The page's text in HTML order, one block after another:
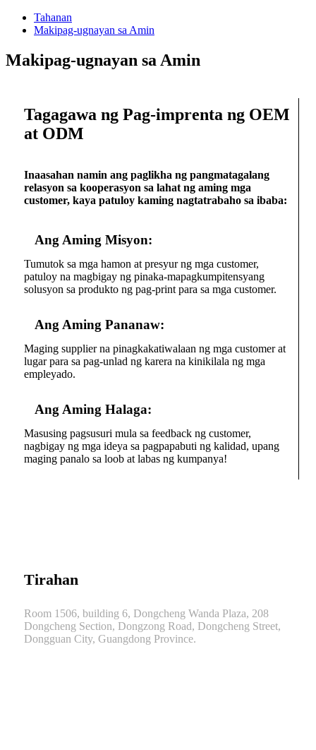
Tahanan
Makipag-ugnayan sa Amin
Makipag-ugnayan sa Amin
Tagagawa ng Pag-imprenta ng OEM
at ODM
Inaasahan namin ang paglikha ng pangmatagalang
relasyon sa kooperasyon sa lahat ng aming mga
customer, kaya patuloy kaming nagtatrabaho sa ibaba:
Ang Aming Misyon:
Tumutok sa mga hamon at presyur ng mga customer,
patuloy na magbigay ng pinaka-mapagkumpitensyang
solusyon sa produkto ng pag-print para sa mga customer.
Ang Aming Pananaw:
Maging supplier na pinagkakatiwalaan ng mga customer at
lugar para sa pag-unlad ng karera na kinikilala ng mga
empleyado.
Ang Aming Halaga:
Masusing pagsusuri mula sa feedback ng customer,
nagbigay ng mga ideya sa pagpapabuti ng kalidad, upang
maging panalo sa loob at labas ng kumpanya!
Tirahan
Room 1506, building 6, Dongcheng Wanda Plaza, 208
Dongcheng Section, Dongzong Road, Dongcheng Street,
Dongguan City, Guangdong Province.